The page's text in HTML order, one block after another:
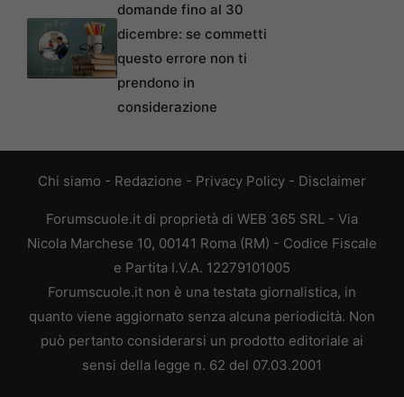
domande fino al 30
dicembre: se commetti
questo errore non ti
prendono in
considerazione
Chi siamo - Redazione - Privacy Policy - Disclaimer
Forumscuole.it di proprietà di WEB 365 SRL - Via
Nicola Marchese 10, 00141 Roma (RM) - Codice Fiscale
e Partita I.V.A. 12279101005
Forumscuole.it non è una testata giornalistica, in
quanto viene aggiornato senza alcuna periodicità. Non
può pertanto considerarsi un prodotto editoriale ai
sensi della legge n. 62 del 07.03.2001